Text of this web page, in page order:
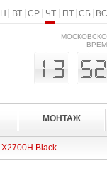
ВТ СР ЧТ ПТ СБ ВС
МОНТАЖ
X2700H Black